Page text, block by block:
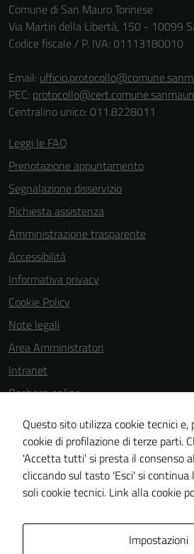
Comune di San Mauro Torinese
Via Martiri della Libertà, 150 - 10099
Codice fiscale / P. IVA: 01113180010
Email:
PEC:
Centralino unico: 011.8228011
Leggi le FAQ
Prenotazione appuntamento
Segnalazione disservizio
Richiesta assistenza
Amministrazione trasparente
Accessibilità
Informativa privacy
Cookie Policy
Note legali
Area Amministratori
Intranet
Bacheca online
Dichiarazione di accessibilità
Dichiarazione di accessibilità e
conformità
Piano di miglioramento del sito
Questo sito utilizza cookie tecnici e,
cookie di profilazione di terze parti.
'Accetta tutti' si presta il consenso
cliccando sul tasto 'Esci' si continua
soli cookie tecnici. Link alla cookie
Impostazioni